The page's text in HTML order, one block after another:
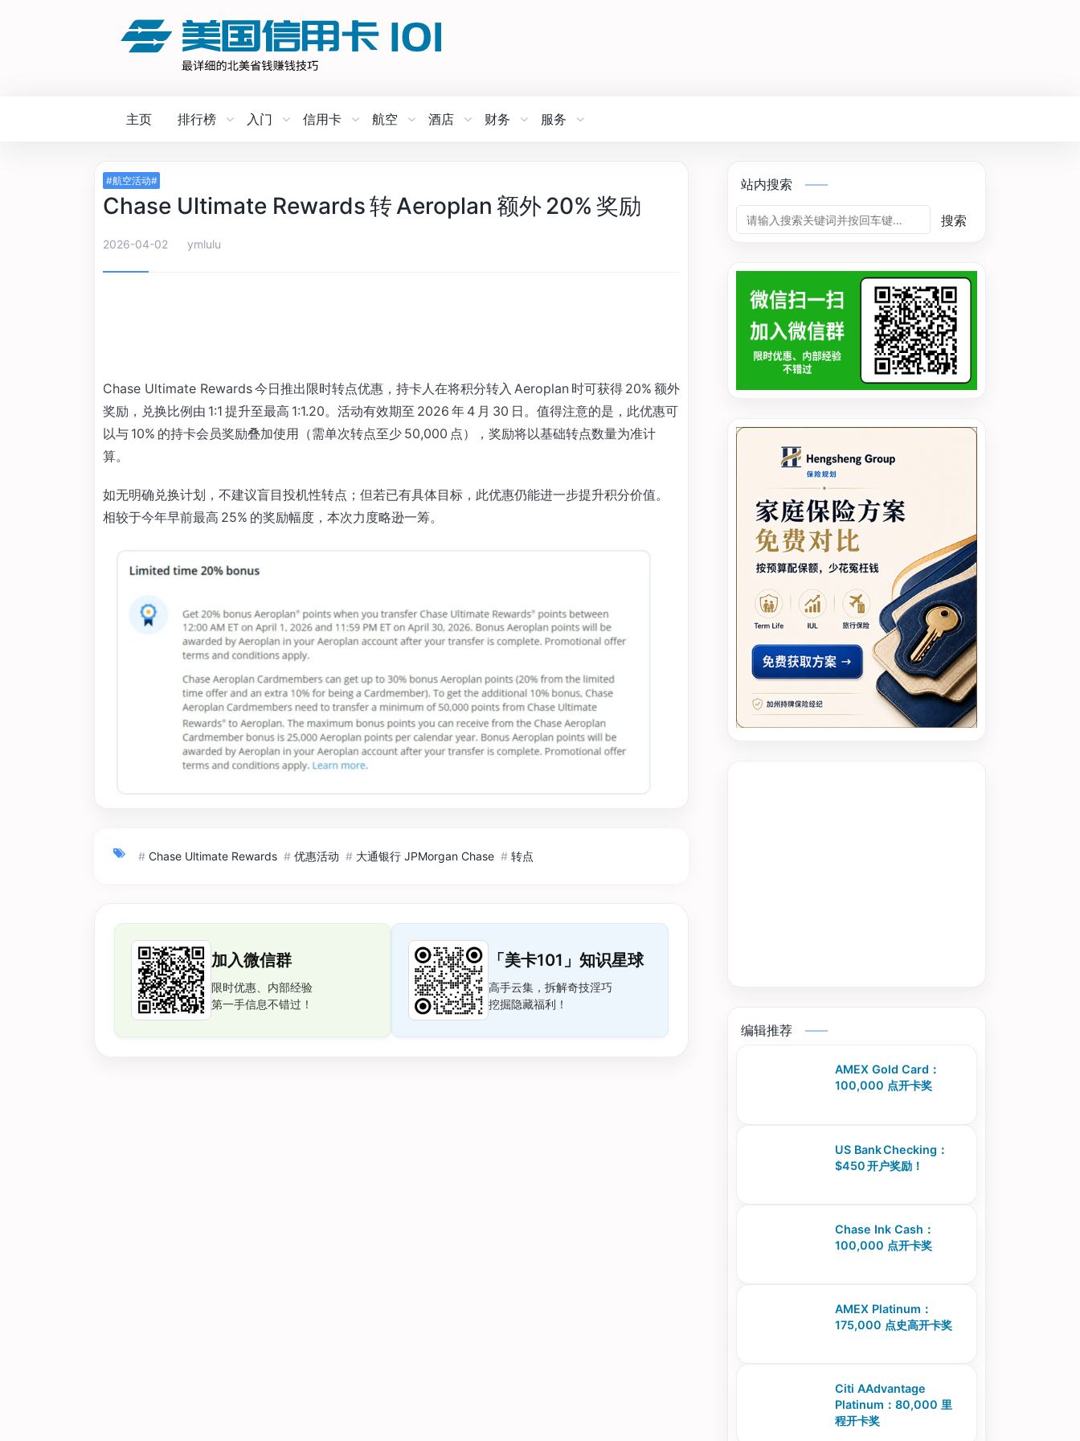
主页 排行榜 入门 信用卡 航空 酒店 财务 服务
#航空活动#
Chase Ultimate Rewards 转 Aeroplan 额外 20% 奖励
2026-04-02 ymlulu
Chase Ultimate Rewards 今日推出限时转点优惠，持卡人在将积分转入 Aeroplan 时可获得 20% 额外
奖励，兑换比例由 1:1 提升至最高 1:1.20。活动有效期至 2026 年 4 月 30 日。值得注意的是，此优惠可
以与 10% 的持卡会员奖励叠加使用（需单次转点至少 50,000 点），奖励将以基础转点数量为准计
算。
如无明确兑换计划，不建议盲目投机性转点；但若已有具体目标，此优惠仍能进一步提升积分价值。
相较于今年早前最高 25% 的奖励幅度，本次力度略逊一筹。
# Chase Ultimate Rewards # 优惠活动 # 大通银行 JPMorgan Chase # 转点
加入微信群
限时优惠、内部经验
第一手信息不错过！
「美卡101」知识星球
高手云集，拆解奇技淫巧
挖掘隐藏福利！
站内搜索
搜索
编辑推荐
AMEX Gold Card：
100,000 点开卡奖
US Bank Checking：
$450 开户奖励！
Chase Ink Cash：
100,000 点开卡奖
AMEX Platinum：
175,000 点史高开卡奖
Citi AAdvantage
Platinum：80,000 里
程开卡奖